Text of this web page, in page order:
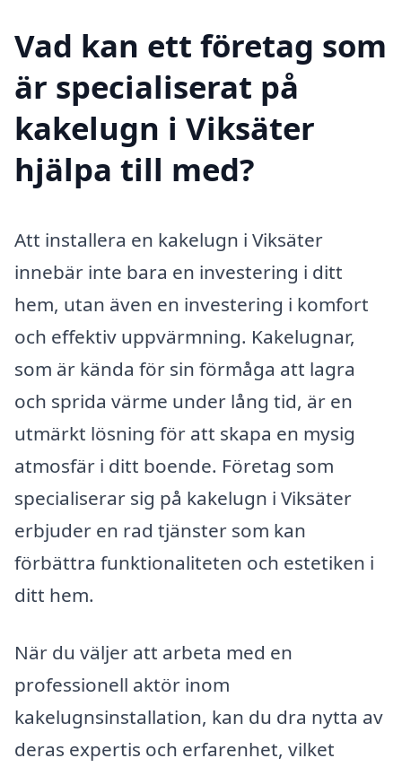
Vad kan ett företag som
är specialiserat på
kakelugn i Viksäter
hjälpa till med?
Att installera en kakelugn i Viksäter
innebär inte bara en investering i ditt
hem, utan även en investering i komfort
och effektiv uppvärmning. Kakelugnar,
som är kända för sin förmåga att lagra
och sprida värme under lång tid, är en
utmärkt lösning för att skapa en mysig
atmosfär i ditt boende. Företag som
specialiserar sig på kakelugn i Viksäter
erbjuder en rad tjänster som kan
förbättra funktionaliteten och estetiken i
ditt hem.
När du väljer att arbeta med en
professionell aktör inom
kakelugnsinstallation, kan du dra nytta av
deras expertis och erfarenhet, vilket